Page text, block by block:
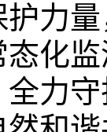
力
化
全力